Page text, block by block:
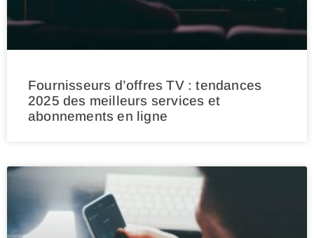
Fournisseurs d’offres TV : tendances
2025 des meilleurs services et
abonnements en ligne